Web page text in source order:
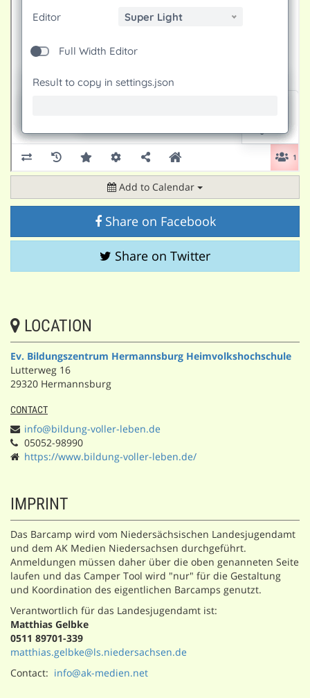
Add to Calendar
Share on Facebook
Share on Twitter
LOCATION
Ev. Bildungszentrum Hermannsburg Heimvolkshochschule
Lutterweg 16
29320 Hermannsburg
CONTACT
info@bildung-voller-leben.de
05052-98990
https://www.bildung-voller-leben.de/
IMPRINT
Das Barcamp wird vom Niedersächsischen Landesjugendamt
und dem AK Medien Niedersachsen durchgeführt.
Anmeldungen müssen daher über die oben genanneten Seite
laufen und das Camper Tool wird "nur" für die Gestaltung
und Koordination des eigentlichen Barcamps genutzt.
Verantwortlich für das Landesjugendamt ist:
Matthias Gelbke
0511 89701-339
matthias.gelbke@ls.niedersachsen.de
Contact: info@ak-medien.net